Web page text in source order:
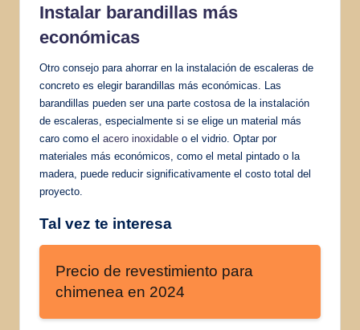
Instalar barandillas más
económicas
Otro consejo para ahorrar en la instalación de escaleras de
concreto es elegir barandillas más económicas. Las
barandillas pueden ser una parte costosa de la instalación
de escaleras, especialmente si se elige un material más
caro como el acero inoxidable o el vidrio. Optar por
materiales más económicos, como el metal pintado o la
madera, puede reducir significativamente el costo total del
proyecto.
Tal vez te interesa
Precio de revestimiento para
chimenea en 2024